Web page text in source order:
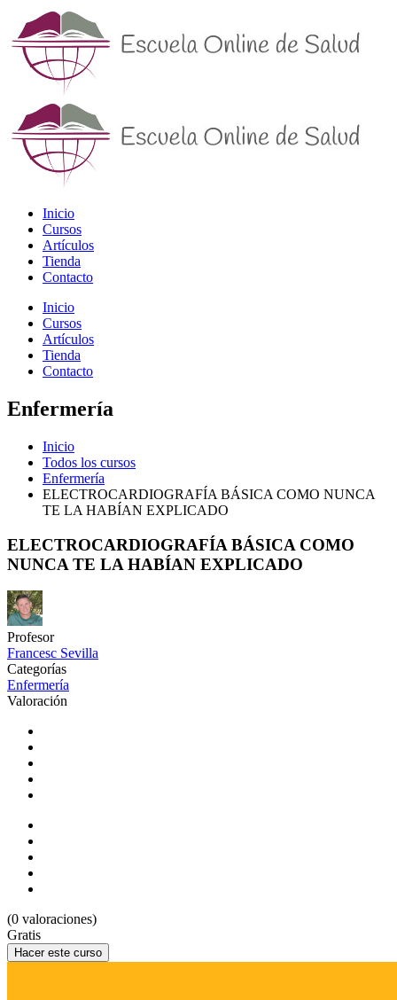
Inicio
Cursos
Artículos
Tienda
Contacto
Inicio
Cursos
Artículos
Tienda
Contacto
Enfermería
Inicio
Todos los cursos
Enfermería
ELECTROCARDIOGRAFÍA BÁSICA COMO NUNCA
TE LA HABÍAN EXPLICADO
ELECTROCARDIOGRAFÍA BÁSICA COMO
NUNCA TE LA HABÍAN EXPLICADO
Profesor
Francesc Sevilla
Categorías
Enfermería
Valoración
(0 valoraciones)
Gratis
Hacer este curso